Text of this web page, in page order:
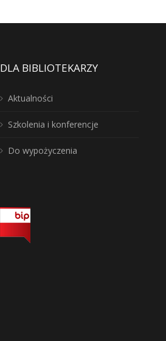
DLA BIBLIOTEKARZY
Aktualności
Szkolenia i konferencje
Do wypożyczenia